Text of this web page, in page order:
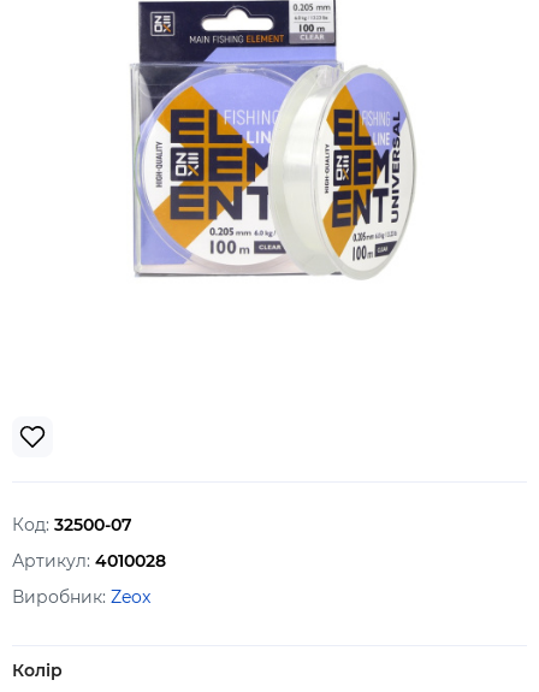
Код: 32500-07
Артикул: 4010028
Виробник: Zeox
Колір